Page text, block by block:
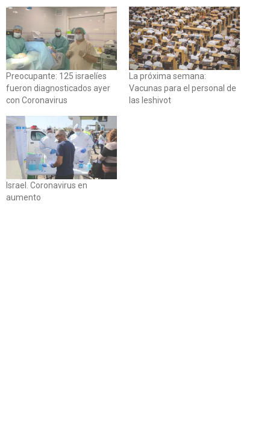
Preocupante: 125 israelíes
fueron diagnosticados ayer
con Coronavirus
La próxima semana:
Vacunas para el personal de
las Ieshivot
Israel. Coronavirus en
aumento